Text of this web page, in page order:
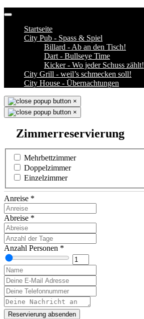
Startseite
City Pub - Spass & Spiel
Billard - Ab an den Tisch!
Dart - Bullseye Time
Kicker - Wo jeder Schuss zählt!
City Grill - weil’s schmecken soll!
City House - Übernachtungen
×
×
Zimmerreservierung
Mehrbettzimmer
Doppelzimmer
Einzelzimmer
Anreise *
Abreise *
Anzahl Personen *
Reservierung absenden